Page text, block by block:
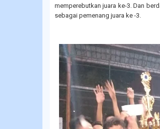
memperebutkan juara ke-3. Dan
sebagai pemenang juara ke -3.